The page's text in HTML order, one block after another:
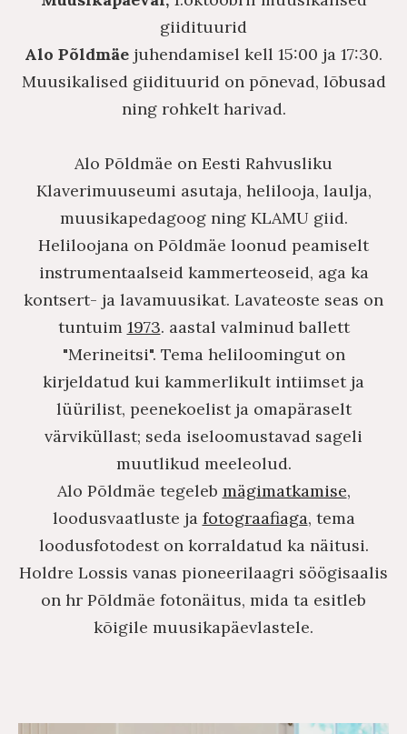
giidituurid
Alo Põldmäe juhendamisel kell 15:00 ja 17:30.
Muusikalised giidituurid on põnevad, lõbusad
ning rohkelt harivad.
Alo Põldmäe on Eesti Rahvusliku
Klaverimuuseumi asutaja, helilooja, laulja,
muusikapedagoog ning KLAMU giid.
Heliloojana on Põldmäe loonud peamiselt
instrumentaalseid kammerteoseid, aga ka
kontsert- ja lavamuusikat. Lavateoste seas on
tuntuim 1973. aastal valminud ballett
"Merineitsi". Tema heliloomingut on
kirjeldatud kui kammerlikult intiimset ja
lüürilist, peenekoelist ja omapäraselt
värviküllast; seda iseloomustavad sageli
muutlikud meeleolud.
Alo Põldmäe tegeleb mägimatkamise,
loodusvaatluste ja fotograafiaga, tema
loodusfotodest on korraldatud ka näitusi.
Holdre Lossis vanas pioneerilaagri söögisaalis
on hr Põldmäe fotonäitus, mida ta esitleb
kõigile muusikapäevlastele.